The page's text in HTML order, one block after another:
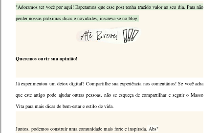
"Adoramos ter você por aqui! Esperamos que esse post tenha trazido valor ao seu dia. Para não
perder nossas próximas dicas e novidades, inscreva-se no blog.
Queremos ouvir sua opinião!
Já experimentou um detox digital? Compartilhe sua experiência nos comentários! Se você acha
que este artigo pode ajudar outras pessoas, não se esqueça de compartilhar e seguir o Masso
Vita para mais dicas de bem-estar e estilo de vida.
Juntos, podemos construir uma comunidade mais forte e inspirada. Abs"